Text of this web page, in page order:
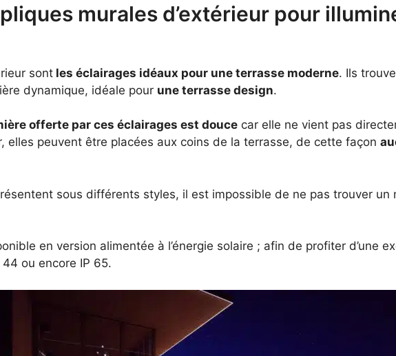
murales d’extérieur pour
sont les éclairages idéaux pour une terrasse moderne. Ils
dynamique, idéale pour une terrasse design.
offerte par ces éclairages est douce car elle ne vient pas
elles peuvent être placées aux coins de la terrasse, de cette façon
sous différents styles, il est impossible de ne pas trouver un
en version alimentée à l’énergie solaire ; afin de profiter d’une
44 ou encore IP 65.